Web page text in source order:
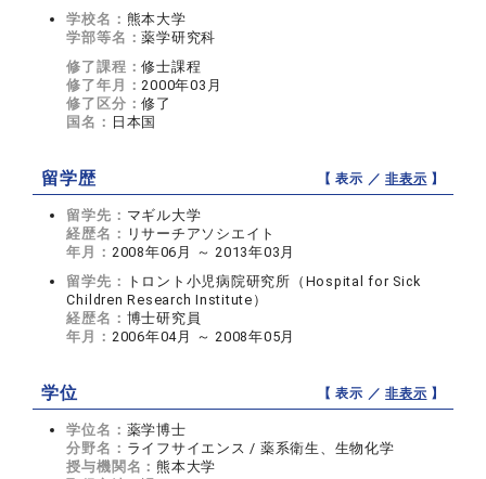
学校名： 熊本大学
学部等名：薬学研究科
修了課程：修士課程
修了年月：2000年03月
修了区分：修了
国名： 日本国
留学歴 【 表示 ／非表示 】
留学先： マギル大学
経歴名： リサーチアソシエイト
年月： 2008年06月 ～ 2013年03月
留学先：
トロント小児病院研究所（Hospital for Sick
Children Research Institute）
経歴名： 博士研究員
年月： 2006年04月 ～ 2008年05月
学位 【 表示 ／非表示 】
学位名： 薬学博士
分野名： ライフサイエンス / 薬系衛生、生物化学
授与機関名：熊本大学